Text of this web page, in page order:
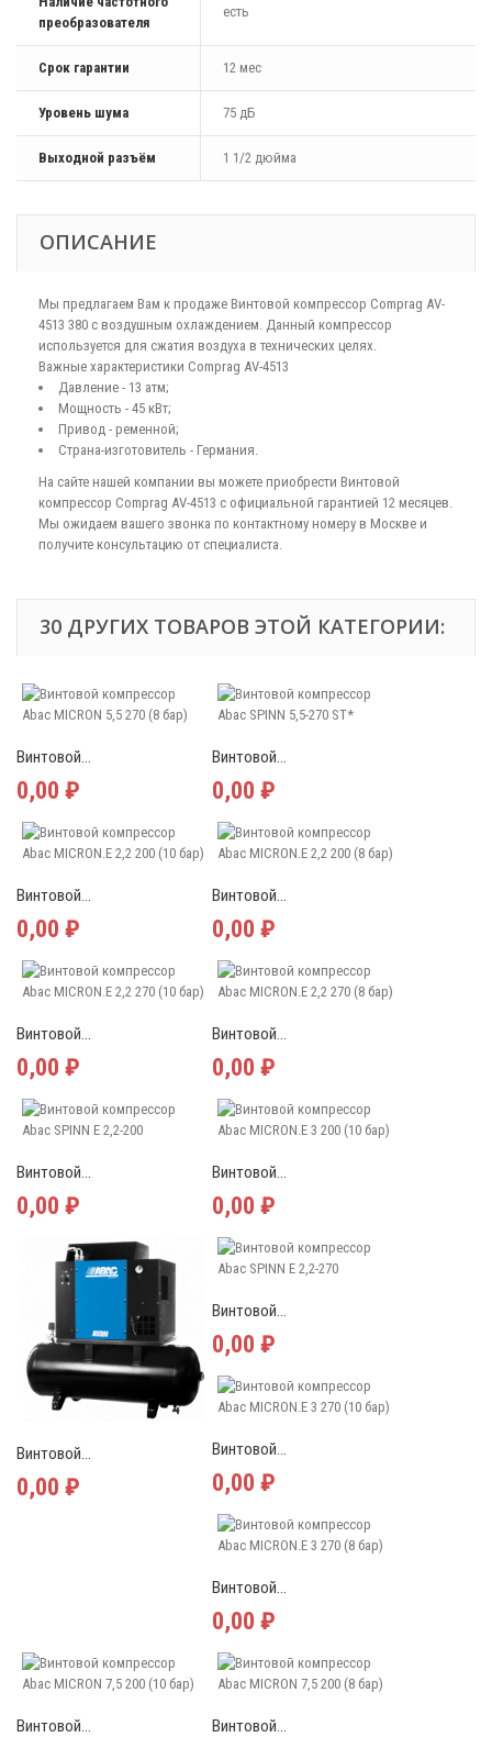
преобразователя
есть
Срок гарантии 12 мес
Уровень шума 75 дБ
Выходной разъём 1 1/2 дюйма
ОПИСАНИЕ
Мы предлагаем Вам к продаже Винтовой компрессор Comprag АV-
4513 380 с воздушным охлаждением. Данный компрессор
используется для сжатия воздуха в технических целях.
Важные характеристики Comprag АV-4513
Давление - 13 атм;
Мощность - 45 кВт;
Привод - ременной;
Страна-изготовитель - Германия.
На сайте нашей компании вы можете приобрести Винтовой
компрессор Comprag АV-4513 с официальной гарантией 12 месяцев.
Мы ожидаем вашего звонка по контактному номеру в Москве и
получите консультацию от специалиста.
30 ДРУГИХ ТОВАРОВ ЭТОЙ КАТЕГОРИИ:
Винтовой...
0,00 ₽
Винтовой...
0,00 ₽
Винтовой...
0,00 ₽
Винтовой...
0,00 ₽
Винтовой...
0,00 ₽
Винтовой...
0,00 ₽
Винтовой...
0,00 ₽
Винтовой...
0,00 ₽
Винтовой...
0,00 ₽
Винтовой...
0,00 ₽
Винтовой...
0,00 ₽
Винтовой...
0,00 ₽
Винтовой... Винтовой...